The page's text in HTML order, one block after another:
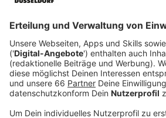
Anzeige
Vielfalt der Aussteller und
Anzeige